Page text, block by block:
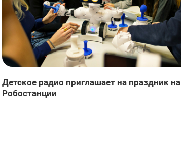
Детское радио приглашает на праздник на
Робостанции